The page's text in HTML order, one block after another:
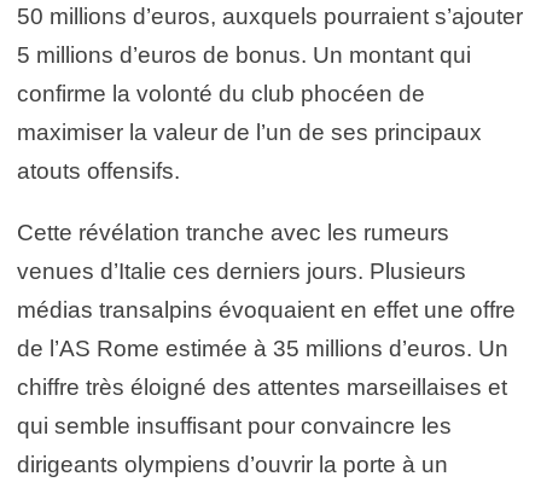
50 millions d’euros, auxquels pourraient s’ajouter
5 millions d’euros de bonus. Un montant qui
confirme la volonté du club phocéen de
maximiser la valeur de l’un de ses principaux
atouts offensifs.
Cette révélation tranche avec les rumeurs
venues d’Italie ces derniers jours. Plusieurs
médias transalpins évoquaient en effet une offre
de l’AS Rome estimée à 35 millions d’euros. Un
chiffre très éloigné des attentes marseillaises et
qui semble insuffisant pour convaincre les
dirigeants olympiens d’ouvrir la porte à un